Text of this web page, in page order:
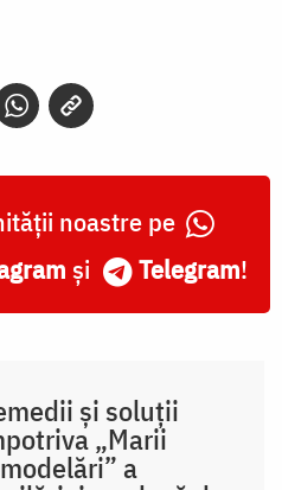
noastre pe
și Telegram!
și soluții
„Marii
a